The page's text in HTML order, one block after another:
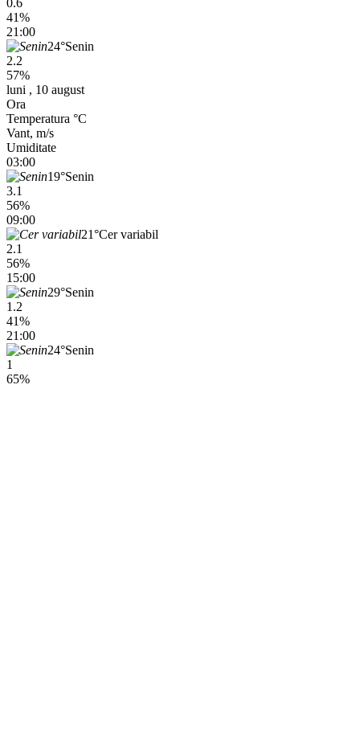
41%
21:00
24°Senin
2.2
57%
luni , 10 august
Ora
Temperatura °C
Vant, m/s
Umiditate
03:00
19°Senin
3.1
56%
09:00
21°Cer variabil
2.1
56%
15:00
29°Senin
1.2
41%
21:00
24°Senin
1
65%